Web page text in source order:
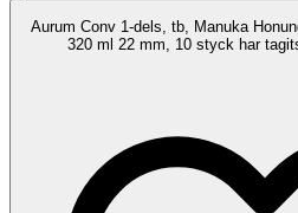
Aurum Conv 1-dels, tb, Manuka
320 ml 22 mm, 10 styck har